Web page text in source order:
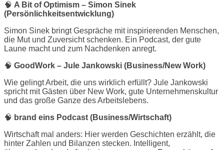
🧠 A Bit of Optimism – Simon Sinek
(Persönlichkeitsentwicklung)
Simon Sinek bringt Gespräche mit inspirierenden Menschen,
die Mut und Zuversicht schenken. Ein Podcast, der gute
Laune macht und zum Nachdenken anregt.
🧠 GoodWork – Jule Jankowski (Business/New Work)
Wie gelingt Arbeit, die uns wirklich erfüllt? Jule Jankowski
spricht mit Gästen über New Work, gute Unternehmenskultur
und das große Ganze des Arbeitslebens.
🧠 brand eins Podcast (Business/Wirtschaft)
Wirtschaft mal anders: Hier werden Geschichten erzählt, die
hinter Zahlen und Bilanzen stecken. Intelligent,